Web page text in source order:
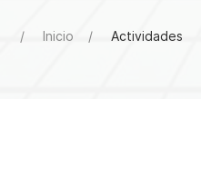
Inicio Actividades